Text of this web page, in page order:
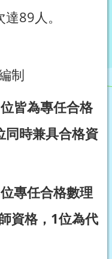
89人。
制
皆為專任合格
同時兼具合格資
專任合格數理
資格，1位為代